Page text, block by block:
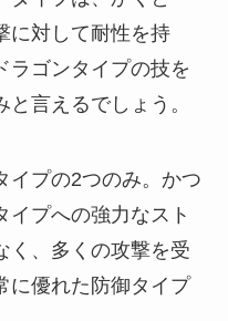
に対して耐性を持
ラゴンタイプの技を
言えるでしょう。
イプの2つのみ。かつ
イプへの強力なスト
く、多くの攻撃を受
に優れた防御タイプ